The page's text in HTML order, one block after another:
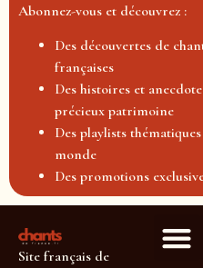
Abonnez-vous et découvrez :
Des découvertes de
françaises
Des histoires et
précieux patrimoine
Des playlists
monde
Des promotions
Site français de